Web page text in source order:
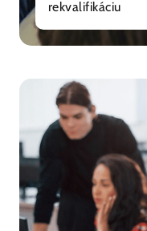
rekvalifikáciu